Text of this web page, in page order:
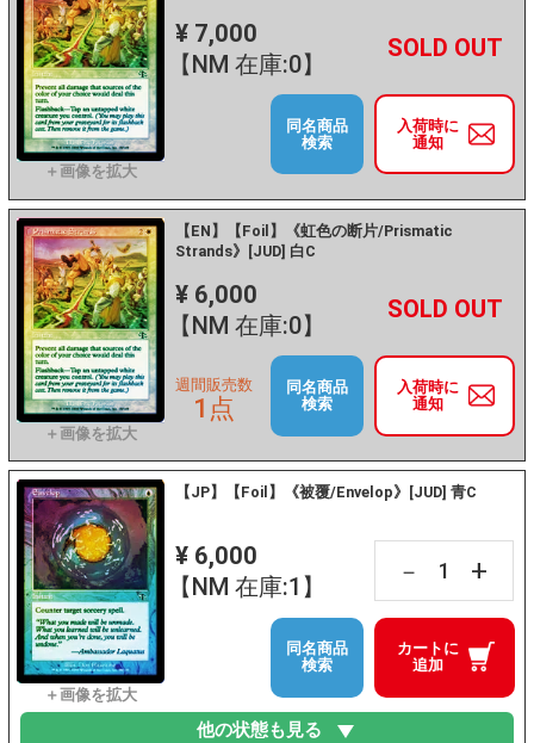
¥ 7,000
【NM 在庫:0】
－ +
入荷時に
通知
同名商品
検索
【EN】【Foil】《虹色の断片/Prismatic
Strands》[JUD] 白C
¥ 6,000
【NM 在庫:0】
－ +
入荷時に
通知
週間販売数
1点
同名商品
検索
【JP】【Foil】《被覆/Envelop》[JUD] 青C
¥ 6,000
【NM 在庫:1】
－ +
カートに
追加
同名商品
検索
他の状態も見る